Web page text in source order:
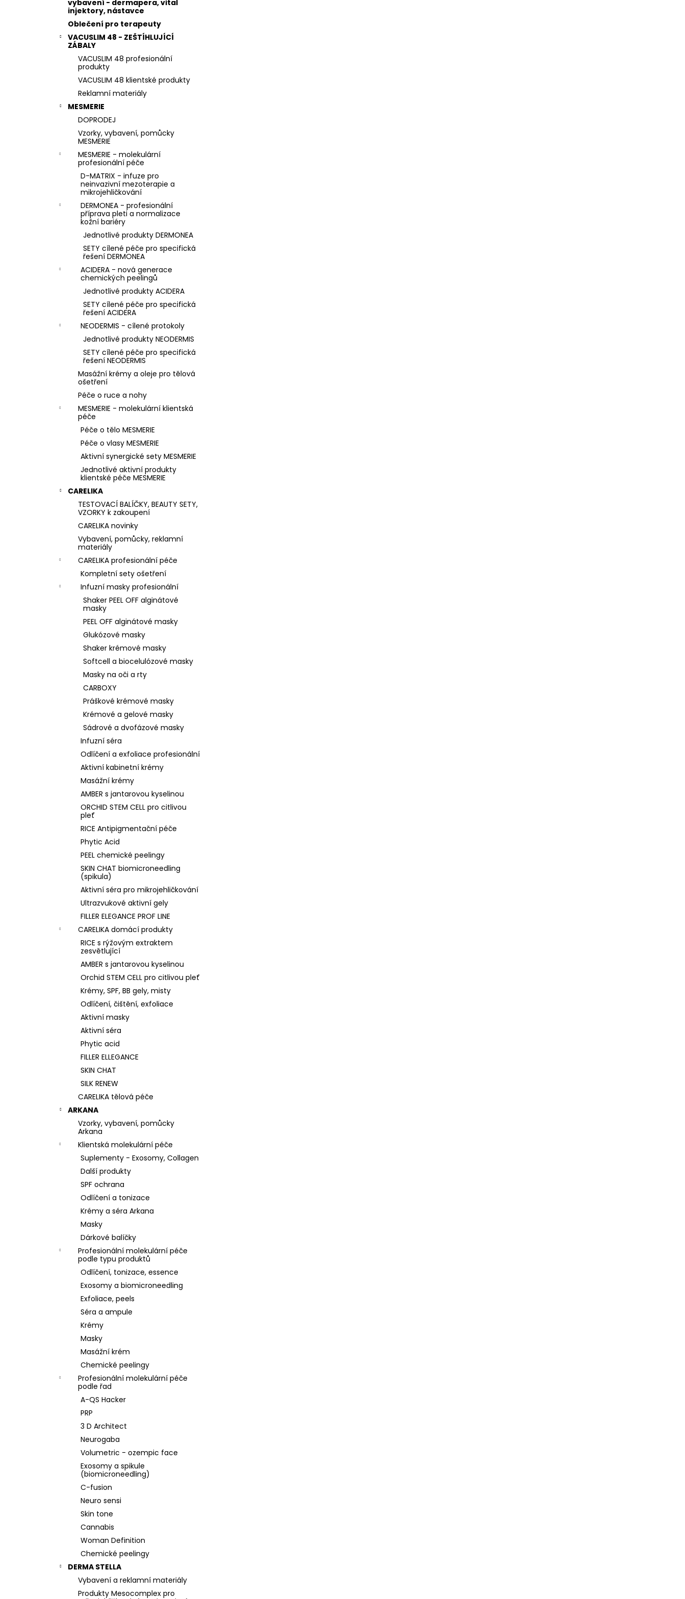
vybavení - dermapera, vital
injektory, nástavce
Oblečení pro terapeuty
VACUSLIM 48 - ZEŠTÍHLUJÍCÍ
ZÁBALY
VACUSLIM 48 profesionální
produkty
VACUSLIM 48 klientské produkty
Reklamní materiály
MESMERIE
DOPRODEJ
Vzorky, vybavení, pomůcky
MESMERIE
MESMERIE - molekulární
profesionální péče
D-MATRIX - infuze pro
neinvazivní mezoterapie a
mikrojehličkování
DERMONEA - profesionální
příprava pleti a normalizace
kožní bariéry
Jednotlivé produkty DERMONEA
SETY cílené péče pro specifická
řešení DERMONEA
ACIDERA - nová generace
chemických peelingů
Jednotlivé produkty ACIDERA
SETY cílené péče pro specifická
řešení ACIDERA
NEODERMIS - cílené protokoly
Jednotlivé produkty NEODERMIS
SETY cílené péče pro specifická
řešení NEODERMIS
Masážní krémy a oleje pro tělová
ošetření
Péče o ruce a nohy
MESMERIE - molekulární klientská
péče
Péče o tělo MESMERIE
Péče o vlasy MESMERIE
Aktivní synergické sety MESMERIE
Jednotlivé aktivní produkty
klientské péče MESMERIE
CARELIKA
TESTOVACÍ BALÍČKY, BEAUTY SETY,
VZORKY k zakoupení
CARELIKA novinky
Vybavení, pomůcky, reklamní
materiály
CARELIKA profesionální péče
Kompletní sety ošetření
Infuzní masky profesionální
Shaker PEEL OFF alginátové
masky
PEEL OFF alginátové masky
Glukózové masky
Shaker krémové masky
Softcell a biocelulózové masky
Masky na oči a rty
CARBOXY
Práškové krémové masky
Krémové a gelové masky
Sádrové a dvofázové masky
Infuzní séra
Odlíčení a exfoliace profesionální
Aktivní kabinetní krémy
Masážní krémy
AMBER s jantarovou kyselinou
ORCHID STEM CELL pro citlivou
pleť
RICE Antipigmentační péče
Phytic Acid
PEEL chemické peelingy
SKIN CHAT biomicroneedling
(spikula)
Aktivní séra pro mikrojehličkování
Ultrazvukové aktivní gely
FILLER ELEGANCE PROF LINE
CARELIKA domácí produkty
RICE s rýžovým extraktem
zesvětlující
AMBER s jantarovou kyselinou
Orchid STEM CELL pro citlivou pleť
Krémy, SPF, BB gely, misty
Odlíčení, čištění, exfoliace
Aktivní masky
Aktivní séra
Phytic acid
FILLER ELLEGANCE
SKIN CHAT
SILK RENEW
CARELIKA tělová péče
ARKANA
Vzorky, vybavení, pomůcky
Arkana
Klientská molekulární péče
Suplementy - Exosomy, Collagen
Další produkty
SPF ochrana
Odlíčení a tonizace
Krémy a séra Arkana
Masky
Dárkové balíčky
Profesionální molekulární péče
podle typu produktů
Odlíčení, tonizace, essence
Exosomy a biomicroneedling
Exfoliace, peels
Séra a ampule
Krémy
Masky
Masážní krém
Chemické peelingy
Profesionální molekulární péče
podle řad
A-QS Hacker
PRP
3 D Architect
Neurogaba
Volumetric - ozempic face
Exosomy a spikule
(biomicroneedling)
C-fusion
Neuro sensi
Skin tone
Cannabis
Woman Definition
Chemické peelingy
DERMA STELLA
Vybavení a reklamní materiály
Produkty Mesocomplex pro
STERILNÍ NÁSTAVCE PRO DERMAPERO
DERMALIGHTPEN A DERMAQUATRO 36
JEHLIČEK